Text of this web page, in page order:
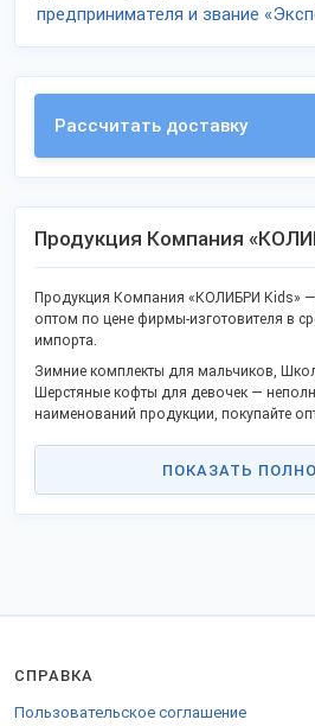
предпринимателя и звание
Рассчитать доставку
Продукция Компания
Продукция Компания «КОЛИБРИ Kids»
оптом по цене фирмы-изготовителя в
импорта.
Зимние комплекты для мальчиков,
Шерстяные кофты для девочек —
наименований продукции, покупайте
В каталоге уже известные товары и
Качество соответствует ГОСТ или
уступает зарубежным аналогам.
Для экспорта в страны ТС
ПОКАЗАТЬ
СПРАВКА
Пользовательское соглашение